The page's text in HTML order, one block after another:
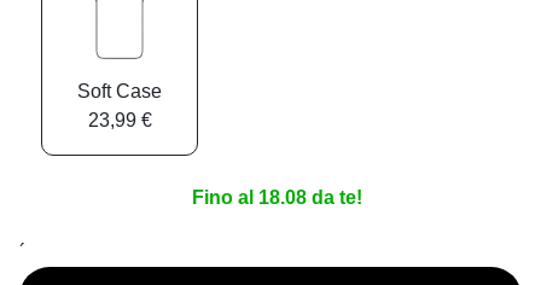
Soft Case
23,99 €
Fino al 18.08 da te!
´